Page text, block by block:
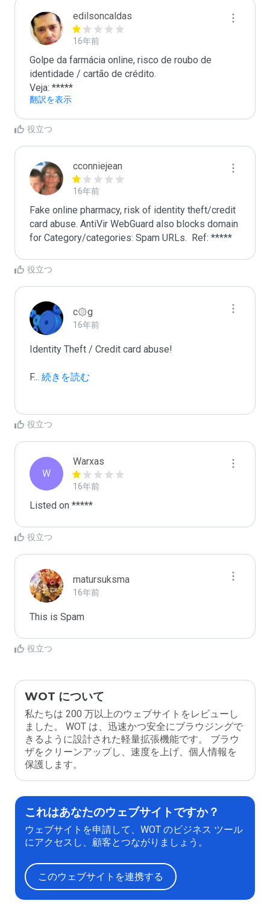
edilsoncaldas
16年前
Golpe da farmácia online, risco de roubo de
identidade / cartão de crédito.
Veja: *****
翻訳を表示
役立つ
cconniejean
16年前
Fake online pharmacy, risk of identity theft/credit
card abuse. AntiVir WebGuard also blocks domain
for Category/categories: Spam URLs.  Ref: *****
役立つ
c۞g
16年前
Identity Theft / Credit card abuse!
F... 続きを読む
役立つ
W
Warxas
16年前
Listed on *****
役立つ
matursuksma
16年前
This is Spam
役立つ
WOT について
私たちは 200 万以上のウェブサイトをレビューし
ました。 WOT は、迅速かつ安全にブラウジングで
きるように設計された軽量拡張機能です。 ブラウ
ザをクリーンアップし、速度を上げ、個人情報を
保護します。
これはあなたのウェブサイトですか？
ウェブサイトを申請して、WOT のビジネス ツール
にアクセスし、顧客とつながりましょう。
このウェブサイトを連携する